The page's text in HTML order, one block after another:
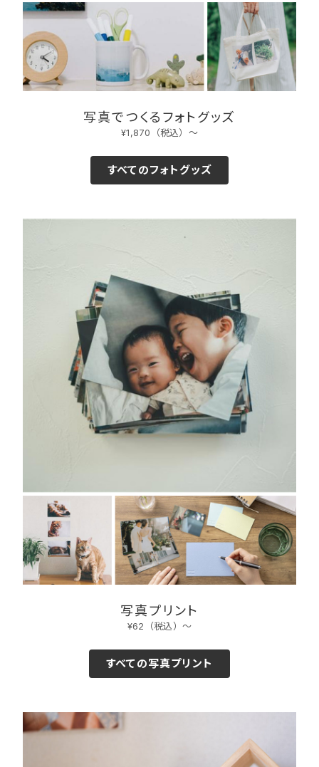
写真でつくるフォトグッズ
¥1,870（税込）〜
すべてのフォトグッズ
写真プリント
¥62（税込）〜
すべての写真プリント